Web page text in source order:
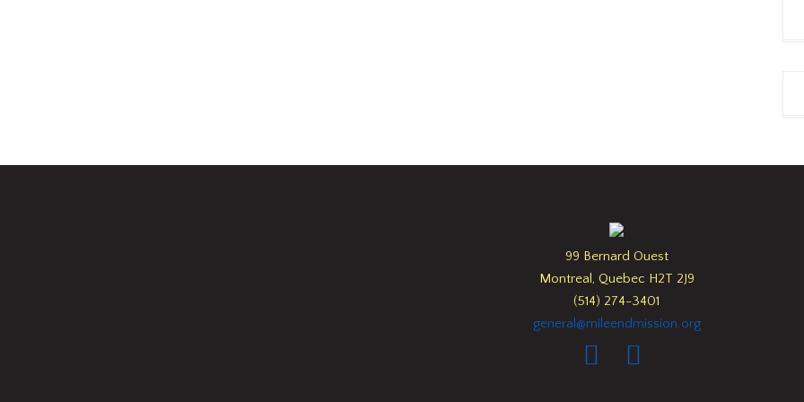
99 Bernard Ouest
Montreal, Quebec H2T 2J9
(514) 274-3401
general@mileendmission.org